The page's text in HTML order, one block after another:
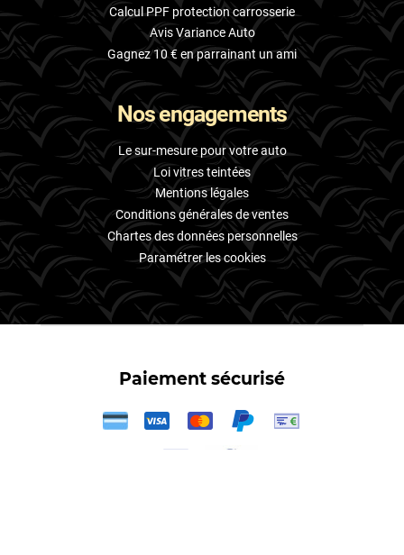
Calcul PPF protection carrosserie
Avis Variance Auto
Gagnez 10 € en parrainant un ami
Nos engagements
Le sur-mesure pour votre auto
Loi vitres teintées
Mentions légales
Conditions générales de ventes
Chartes des données personnelles
Paramétrer les cookies
Paiement sécurisé